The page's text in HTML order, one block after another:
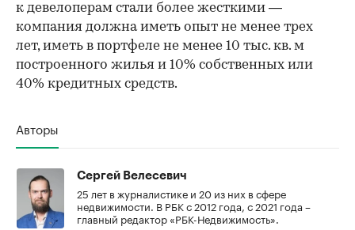
к девелоперам стали более жесткими —
компания должна иметь опыт не менее трех
лет, иметь в портфеле не менее 10 тыс. кв. м
построенного жилья и 10% собственных или
40% кредитных средств.
Авторы
Сергей Велесевич
25 лет в журналистике и 20 из них в сфере
недвижимости. В РБК с 2012 года, с 2021 года –
главный редактор «РБК-Недвижимость».